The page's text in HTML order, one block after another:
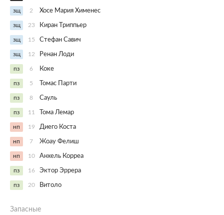
зщ 2 Хосе Мария Хименес
зщ 23 Киран Триппьер
зщ 15 Стефан Савич
зщ 12 Ренан Лоди
пз 6 Коке
пз 5 Томас Парти
пз 8 Сауль
пз 11 Тома Лемар
нп 19 Диего Коста
нп 7 Жоау Фелиш
нп 10 Анхель Корреа
пз 16 Эктор Эррера
пз 20 Витоло
Запасные